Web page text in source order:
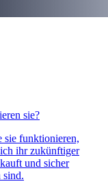
sie?
sie funktionieren,
ihr zukünftiger
und sicher
sind.